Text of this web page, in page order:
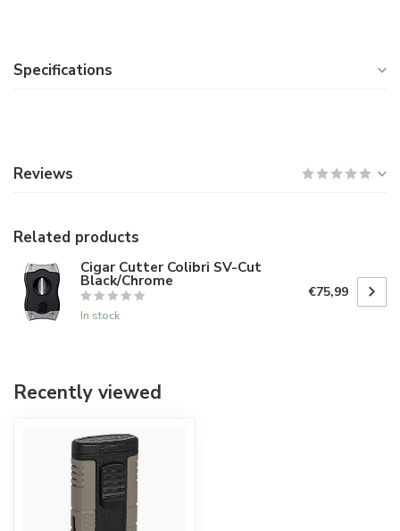
Specifications
Reviews
Related products
Cigar Cutter Colibri SV-Cut
Black/Chrome
In stock
€75,99
Recently viewed